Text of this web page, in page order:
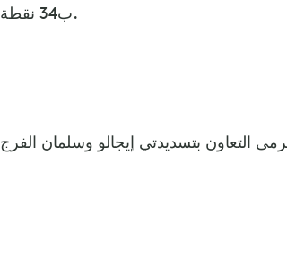
ب34 نقطة.